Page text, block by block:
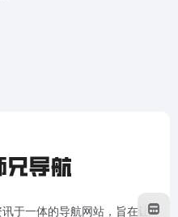
于一体的导航网站，旨在让